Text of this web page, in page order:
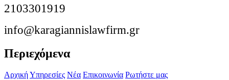
2103301919
info@karagiannislawfirm.gr
Περιεχόμενα
ΑρχικήΥπηρεσίες Νέα Επικοινωνία Ρωτήστε μας